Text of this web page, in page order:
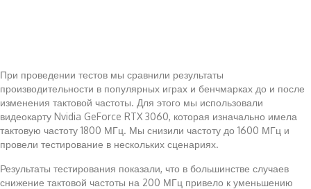
При проведении тестов мы сравнили результаты
производительности в популярных играх и бенчмарках до и после
изменения тактовой частоты. Для этого мы использовали
видеокарту Nvidia GeForce RTX 3060, которая изначально имела
тактовую частоту 1800 МГц. Мы снизили частоту до 1600 МГц и
провели тестирование в нескольких сценариях.
Результаты тестирования показали, что в большинстве случаев
снижение тактовой частоты на 200 МГц привело к уменьшению